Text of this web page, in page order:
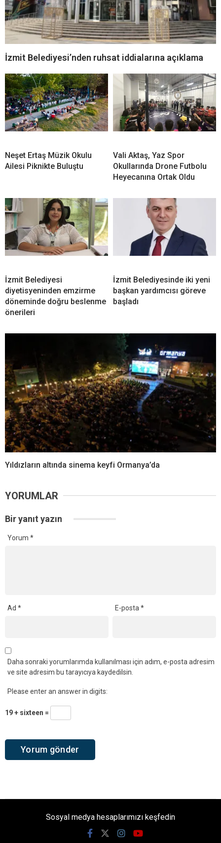
İzmit Belediyesi’nden ruhsat iddialarına açıklama
Neşet Ertaş Müzik Okulu
Ailesi Piknikte Buluştu
Vali Aktaş, Yaz Spor
Okullarında Drone Futbolu
Heyecanına Ortak Oldu
İzmit Belediyesi
diyetisyeninden emzirme
döneminde doğru beslenme
önerileri
İzmit Belediyesinde iki yeni
başkan yardımcısı göreve
başladı
Yıldızların altında sinema keyfi Ormanya’da
YORUMLAR
Bir yanıt yazın
Yorum *
Ad * E-posta*
Daha sonraki yorumlarımda kullanılması için adım, e-posta adresim
ve site adresim bu tarayıcıya kaydedilsin.
Please enter an answer in digits:
19 + sixteen =
Sosyal medya hesaplarımızı keşfedin